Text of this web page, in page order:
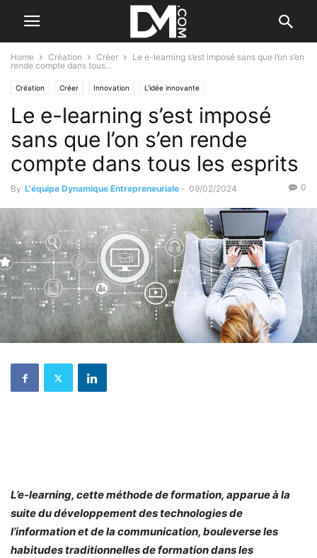
Home Création Créer
Le e-learning s’est imposé sans que l’on s’en
rende compte dans tous...
Création Créer Innovation L'idée innovante
Le e-learning s’est imposé
sans que l’on s’en rende
compte dans tous les esprits
By L'équipe Dynamique Entrepreneuriale - 09/02/2024 0
L’e-learning, cette méthode de formation, apparue à la
suite du développement des technologies de
l’information et de la communication, bouleverse les
habitudes traditionnelles de formation dans les